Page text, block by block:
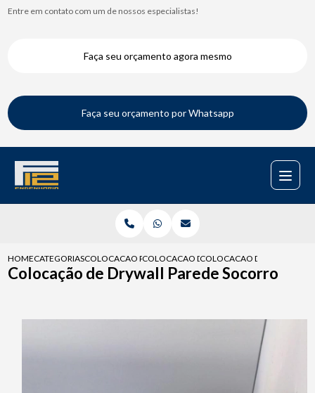
Entre em contato com um de nossos especialistas!
Faça seu orçamento agora mesmo
Faça seu orçamento por Whatsapp
HOMECATEGORIASCOLOCACAO PARA DRYWALLCOLOCACAO DE DRYWALL NO TETO
COLOCACAO DE DRYWALL
Colocação de Drywall Parede Socorro